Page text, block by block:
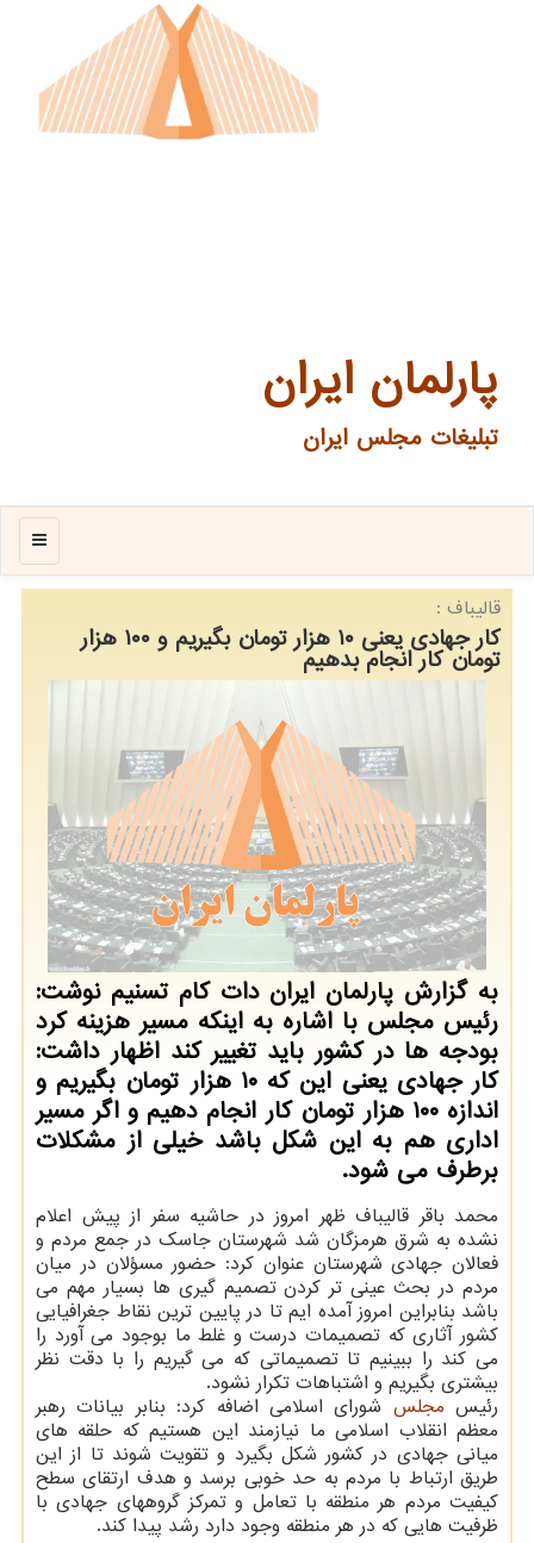
پارلمان ایران
تبلیغات مجلس ایران
منو
قالیباف :
کار جهادی یعنی ۱۰ هزار تومان بگیریم و ۱۰۰ هزار
تومان کار انجام بدهیم
به گزارش پارلمان ایران دات کام تسنیم نوشت:
رئیس مجلس با اشاره به اینکه مسیر هزینه کرد
بودجه ها در کشور باید تغییر کند اظهار داشت:
کار جهادی یعنی این که ۱۰ هزار تومان بگیریم و
اندازه ۱۰۰ هزار تومان کار انجام دهیم و اگر مسیر
اداری هم به این شکل باشد خیلی از مشکلات
برطرف می شود.
محمد باقر قالیباف ظهر امروز در حاشیه سفر از پیش اعلام
نشده به شرق هرمزگان شد شهرستان جاسک در جمع مردم و
فعالان جهادی شهرستان عنوان کرد: حضور مسؤلان در میان
مردم در بحث عینی تر کردن تصمیم گیری ها بسیار مهم می
باشد بنابراین امروز آمده ایم تا در پایین ترین نقاط جغرافیایی
کشور آثاری که تصمیمات درست و غلط ما بوجود می آورد را
می کند را ببینیم تا تصمیماتی که می گیریم را با دقت نظر
بیشتری بگیریم و اشتباهات تکرار نشود.
رئیس مجلس شورای اسلامی اضافه کرد: بنابر بیانات رهبر
معظم انقلاب اسلامی ما نیازمند این هستیم که حلقه های
میانی جهادی در کشور شکل بگیرد و تقویت شوند تا از این
طریق ارتباط با مردم به حد خوبی برسد و هدف ارتقای سطح
کیفیت مردم هر منطقه با تعامل و تمرکز گروههای جهادی با
ظرفیت هایی که در هر منطقه وجود دارد رشد پیدا کند.